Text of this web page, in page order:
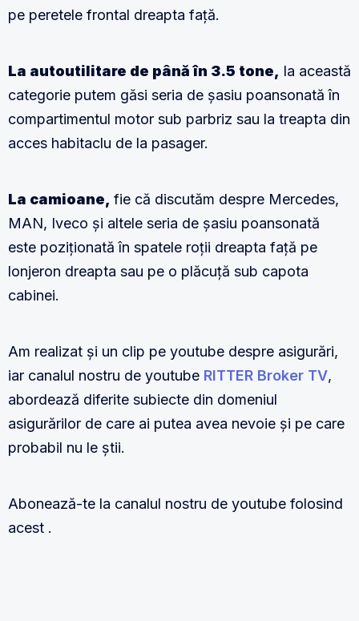
pe peretele frontal dreapta față.
La autoutilitare de până în 3.5 tone, la această
categorie putem găsi seria de șasiu poansonată în
compartimentul motor sub parbriz sau la treapta din
acces habitaclu de la pasager.
La camioane, fie că discutăm despre Mercedes,
MAN, Iveco și altele seria de șasiu poansonată
este poziționată în spatele roții dreapta față pe
lonjeron dreapta sau pe o plăcuță sub capota
cabinei.
Am realizat și un clip pe youtube despre asigurări,
iar canalul nostru de youtube RITTER Broker TV,
abordează diferite subiecte din domeniul
asigurărilor de care ai putea avea nevoie și pe care
probabil nu le știi.
Abonează-te la canalul nostru de youtube folosind
acest .